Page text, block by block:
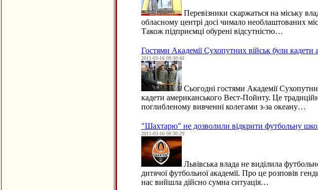
Перевізники скаржаться на міську
обласному центрі досі чимало необлаштованих
Також підприємці обурені відсутністю…
Гостями Академії Сухопутних військ були
2011-03-16 09:30:42
Сьогодні гостями Академії
кадети американського Вест-Пойнту. Це
поглибленому вивченні колегами з-за океану…
"Шахтарю" не дозволили відкрити футбольну
2011-03-16 08:30:29
Львівська влада не виділила
дитячої футбольної академії. Про це розповів
нас вийшла дійсно сумна ситуація…